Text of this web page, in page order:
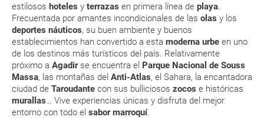
estilosos hoteles y terrazas en primera línea de playa
Frecuentada por amantes incondicionales de las olas y los
deportes náuticos, su buen ambiente y buenos
establecimientos han convertido a esta moderna urbe en uno
de los destinos más turísticos del país. Relativamente
próximo a Agadirse encuentra el Parque Nacional de Souss
Massa, las montañas del Anti-Atlas, el Sahara, la encantadora
ciudad de Taroudante con sus bulliciosos zocos e históricas
murallas … Vive experiencias únicas y disfruta del mejor
entorno con todo el sabor marroquí.
¿Qué caducidad debe tener mi pasaporte para ir
a...?
¿Con cuánta antelación tengo que estar en el
aeropuerto?
RESERVAR ¿Cómo puedo reservar un viaje de
paquete vacacional en la página web?